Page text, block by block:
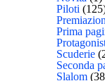
Piloti
Prima
Scuderie
Seconda
Slalom